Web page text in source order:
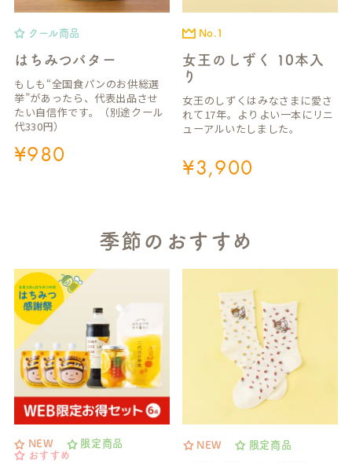
クール商品
はちみつバター
もしも“全国食パンのお供総選
挙”があったら、代表出品させ
たい自信作です。（別途クール
代330円）
¥980
No.1
女王のしずく 10本入
り
女王のしずくはみなさまに愛さ
れて17年。よりよい一本にリニ
ューアルいたしました。
¥3,900
季節のおすすめ
NEW
限定商品
おすすめ
NEW 限定商品